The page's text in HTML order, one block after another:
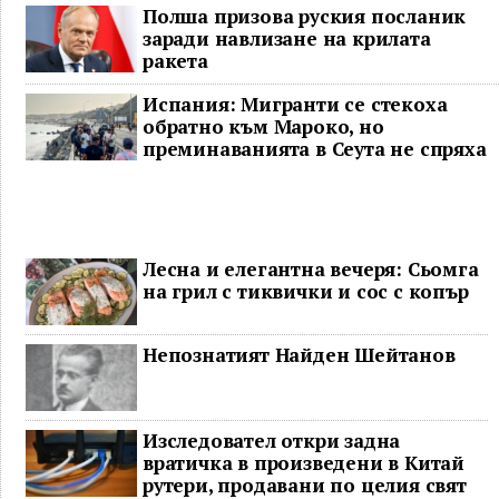
Полша призова руския посланик
заради навлизане на крилата
ракета
Испания: Мигранти се стекоха
обратно към Мароко, но
преминаванията в Сеута не спряха
Лесна и елегантна вечеря: Сьомга
на грил с тиквички и сос с копър
Непознатият Найден Шейтанов
Изследовател откри задна
вратичка в произведени в Китай
рутери, продавани по целия свят